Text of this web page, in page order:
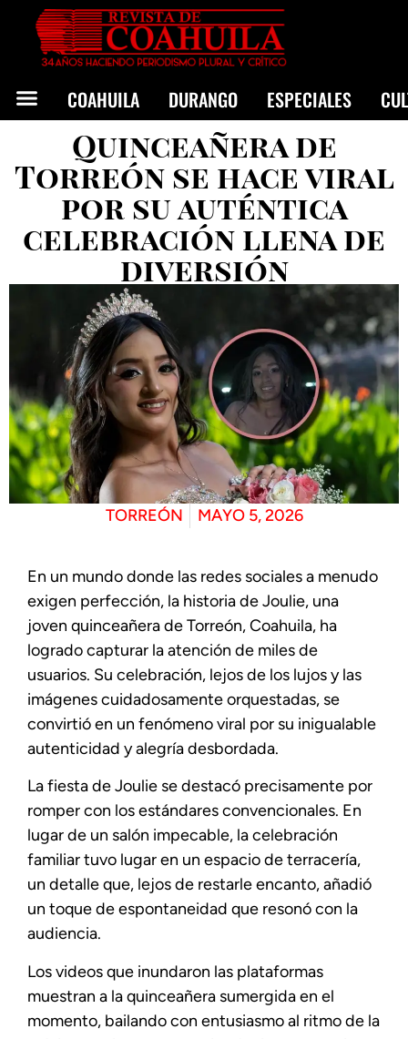
COAHUILA DURANGO ESPECIALES
Quinceañera de
Torreón se hace viral
por su auténtica
celebración llena de
diversión
TORREÓN MAYO 5, 2026
En un mundo donde las redes sociales a menudo
exigen perfección, la historia de Joulie, una
joven quinceañera de Torreón, Coahuila, ha
logrado capturar la atención de miles de
usuarios. Su celebración, lejos de los lujos y las
imágenes cuidadosamente orquestadas, se
convirtió en un fenómeno viral por su inigualable
autenticidad y alegría desbordada.
La fiesta de Joulie se destacó precisamente por
romper con los estándares convencionales. En
lugar de un salón impecable, la celebración
familiar tuvo lugar en un espacio de terracería,
un detalle que, lejos de restarle encanto, añadió
un toque de espontaneidad que resonó con la
audiencia.
Los videos que inundaron las plataformas
muestran a la quinceañera sumergida en el
momento, bailando con entusiasmo al ritmo de la